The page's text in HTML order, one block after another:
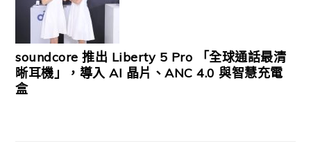
soundcore 推出 Liberty 5 Pro 「全球通話最清
晰耳機」，導入 AI 晶片、ANC 4.0 與智慧充電
盒